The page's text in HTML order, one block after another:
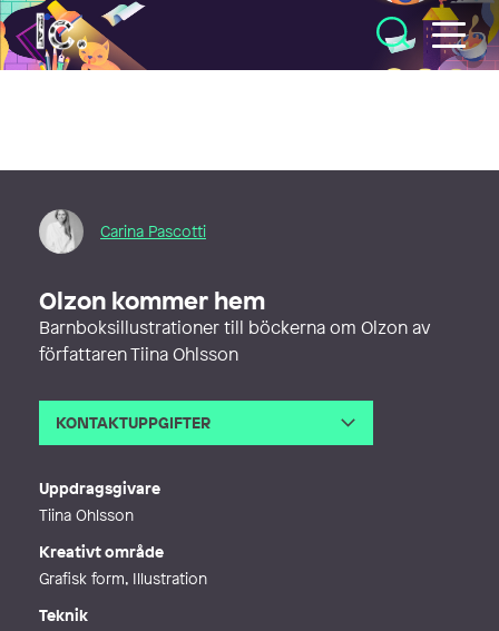
Illustratörcentrum
Carina Pascotti
Olzon kommer hem
Barnboksillustrationer till böckerna om Olzon av
författaren Tiina Ohlsson
KONTAKTUPPGIFTER
Uppdragsgivare
Tiina Ohlsson
Kreativt område
Grafisk form, Illustration
Teknik